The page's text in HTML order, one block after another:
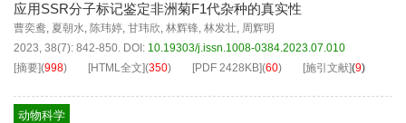
应用SSR分子标记鉴定非洲菊F1代杂种的真实性
曹奕鸯, 夏朝水, 陈玮婷, 甘玮欣, 林辉锋, 林发壮, 周辉明
2023, 38(7): 842-850. DOI: 10.19303/j.issn.1008-0384.2023.07.010
[摘要](998) [HTML全文](350) [PDF 2428KB](60) [施引文献](9)
动物科学